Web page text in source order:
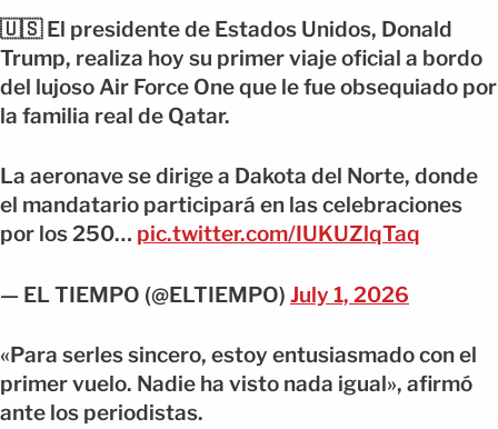
🇺🇸 El presidente de Estados Unidos, Donald
Trump, realiza hoy su primer viaje oficial a bordo
del lujoso Air Force One que le fue obsequiado por
la familia real de Qatar.
La aeronave se dirige a Dakota del Norte, donde
el mandatario participará en las celebraciones
por los 250… pic.twitter.com/IUKUZlqTaq
— EL TIEMPO (@ELTIEMPO) July 1, 2026
«Para serles sincero, estoy entusiasmado con el
primer vuelo. Nadie ha visto nada igual», afirmó
ante los periodistas.